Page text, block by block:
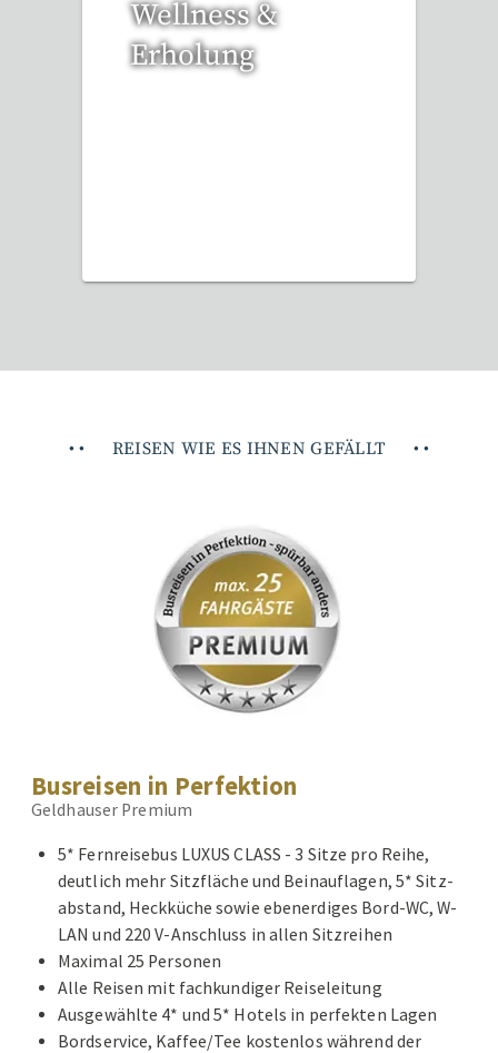
Wellness &
Erholung
• • REISEN WIE ES IHNEN GEFÄLLT • •
Busreisen in Perfektion
Geldhauser Premium
5* Fernreisebus LUXUS CLASS - 3 Sitze pro Reihe,
deutlich mehr Sitzfläche und Beinauflagen, 5* Sitz-
abstand, Heckküche sowie ebenerdiges Bord-WC, W-
LAN und 220 V-Anschluss in allen Sitzreihen
Maximal 25 Personen
Alle Reisen mit fachkundiger Reiseleitung
Ausgewählte 4* und 5* Hotels in perfekten Lagen
Bordservice, Kaffee/Tee kostenlos während der